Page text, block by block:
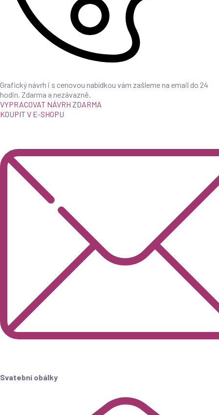
Grafický návrh i s cenovou nabídkou vám zašleme na email do 24
hodin. Zdarma a nezávazně.
VYPRACOVAT NÁVRH ZDARMA
KOUPIT V E-SHOPU
Svatební obálky